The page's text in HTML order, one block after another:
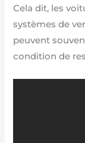
Cela dit, les
systèmes de
peuvent
condition de